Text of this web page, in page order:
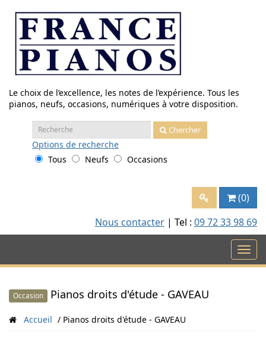
contenu
Le choix de l’excellence, les notes de l’expérience. Tous les
pianos, neufs, occasions, numériques à votre disposition.
Recherche
:
Chercher
Options de recherche
Tous
Neufs Occasions
(0)
Nous contacter | Tel : 09 72 33 98 69
Occasion Pianos droits d'étude - GAVEAU
Accueil Pianos droits d'étude - GAVEAU